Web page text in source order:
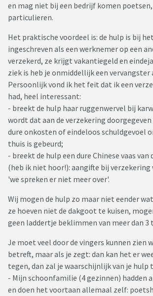
en mag niet bij een bedrijf komen
particulieren.
Het praktische voordeel is: de hulp is bij
ingeschreven als een werknemer op een
verzekerd, ze krijgt vakantiegeld en
ziek is heb je onmiddellijk een vervangster
Persoonlijk vond ik het feit dat ik een
had, heel interessant:
- breekt de hulp haar ruggenwervel bij
wordt dat aan de verzekering doorgegeven
dure onkosten of eindeloos schuldgevoel
thuis is gebeurd;
- breekt de hulp een dure Chinese vaas
(heb ik niet hoor!): aangifte bij verzekering
'we spreken er niet meer over'.
Wij mogen de hulp zo maar niet eender
ze hoeven niet de dakgoot te kuisen,
geen laddertje beklimmen van meer dan 3
Je moet veel door de vingers kunnen zien
betreft, maar als je zegt: dan kan het er
tegen, dan zal je waarschijnlijk van je hulp
- Mijn schoonfamilie (4 gezinnen) hadden
en doen het voortaan allemaal zelf: